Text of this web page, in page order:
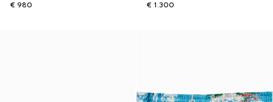
€ 980
€ 1.300